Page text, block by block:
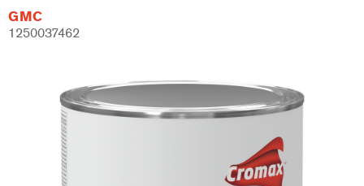
GMC
1250037462